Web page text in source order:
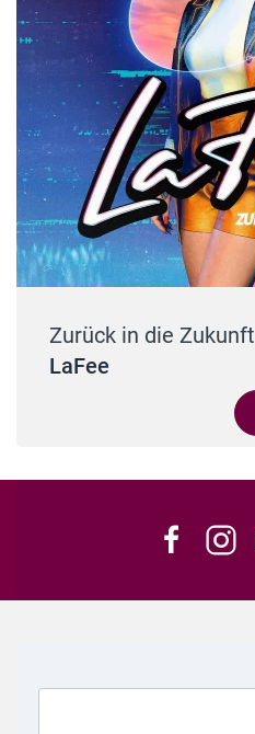
Zurück in die Zukunft
LaFee